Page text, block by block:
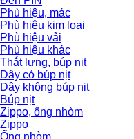
Phù hiệu, mác
Phù hiệu kim loại
Phù hiệu vải
Phù hiệu khác
Thắt lưng, búp nịt
Dây có búp nịt
Dây không búp nịt
Búp nịt
Zippo, ống nhòm
Zippo
Ống nhòm